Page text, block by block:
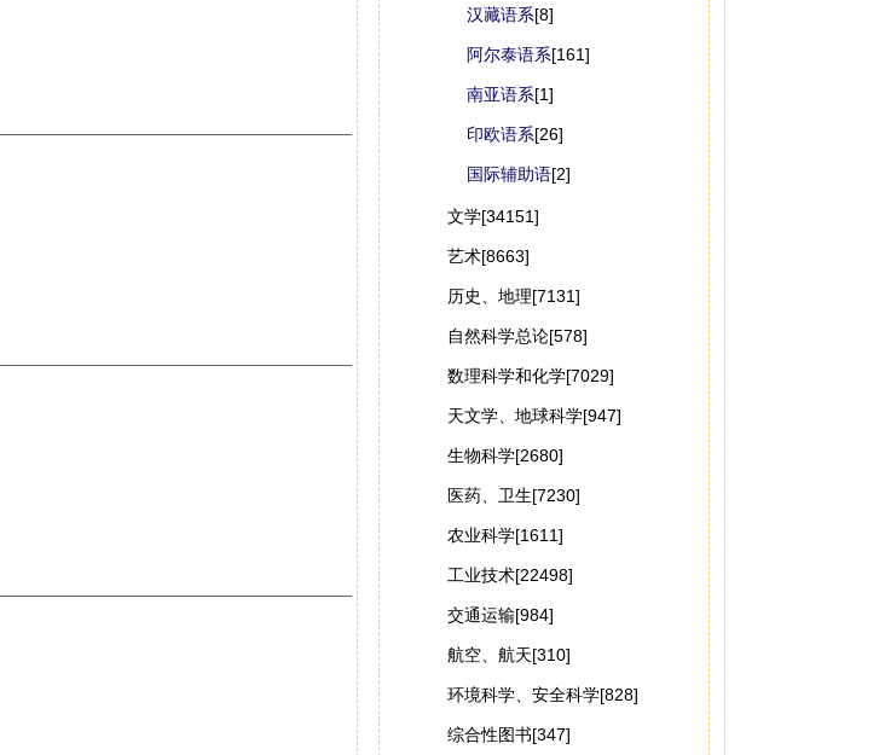
汉藏语系[8]
阿尔泰语系[161]
南亚语系[1]
印欧语系[26]
国际辅助语[2]
文学[34151]
艺术[8663]
历史、地理[7131]
自然科学总论[578]
数理科学和化学[7029]
天文学、地球科学[947]
生物科学[2680]
医药、卫生[7230]
农业科学[1611]
工业技术[22498]
交通运输[984]
航空、航天[310]
环境科学、安全科学[828]
综合性图书[347]